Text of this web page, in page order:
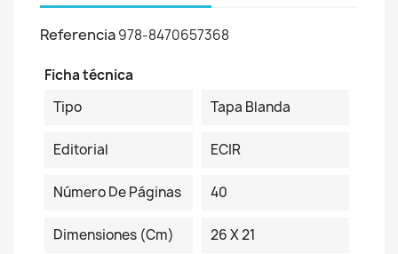
Referencia978-8470657368
Ficha técnica
Tipo
Tapa Blanda
Editorial ECIR
Número De Páginas 40
Dimensiones (cm) 26 X 21